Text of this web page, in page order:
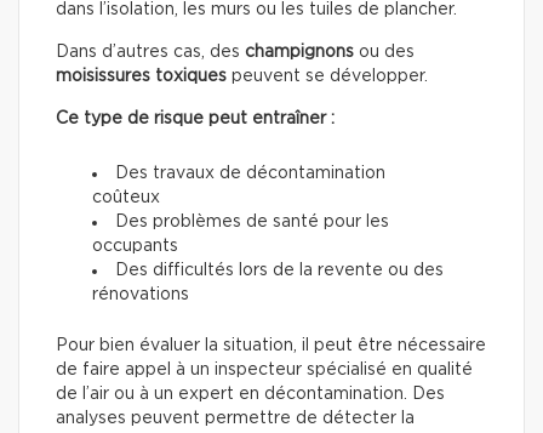
dans l’isolation, les murs ou les tuiles de plancher.
Dans d’autres cas, des champignons ou des
moisissures toxiques peuvent se développer.
Ce type de risque peut entraîner :
Des travaux de décontamination
coûteux
Des problèmes de santé pour les
occupants
Des difficultés lors de la revente ou des
rénovations
Pour bien évaluer la situation, il peut être nécessaire
de faire appel à un inspecteur spécialisé en qualité
de l’air ou à un expert en décontamination. Des
analyses peuvent permettre de détecter la